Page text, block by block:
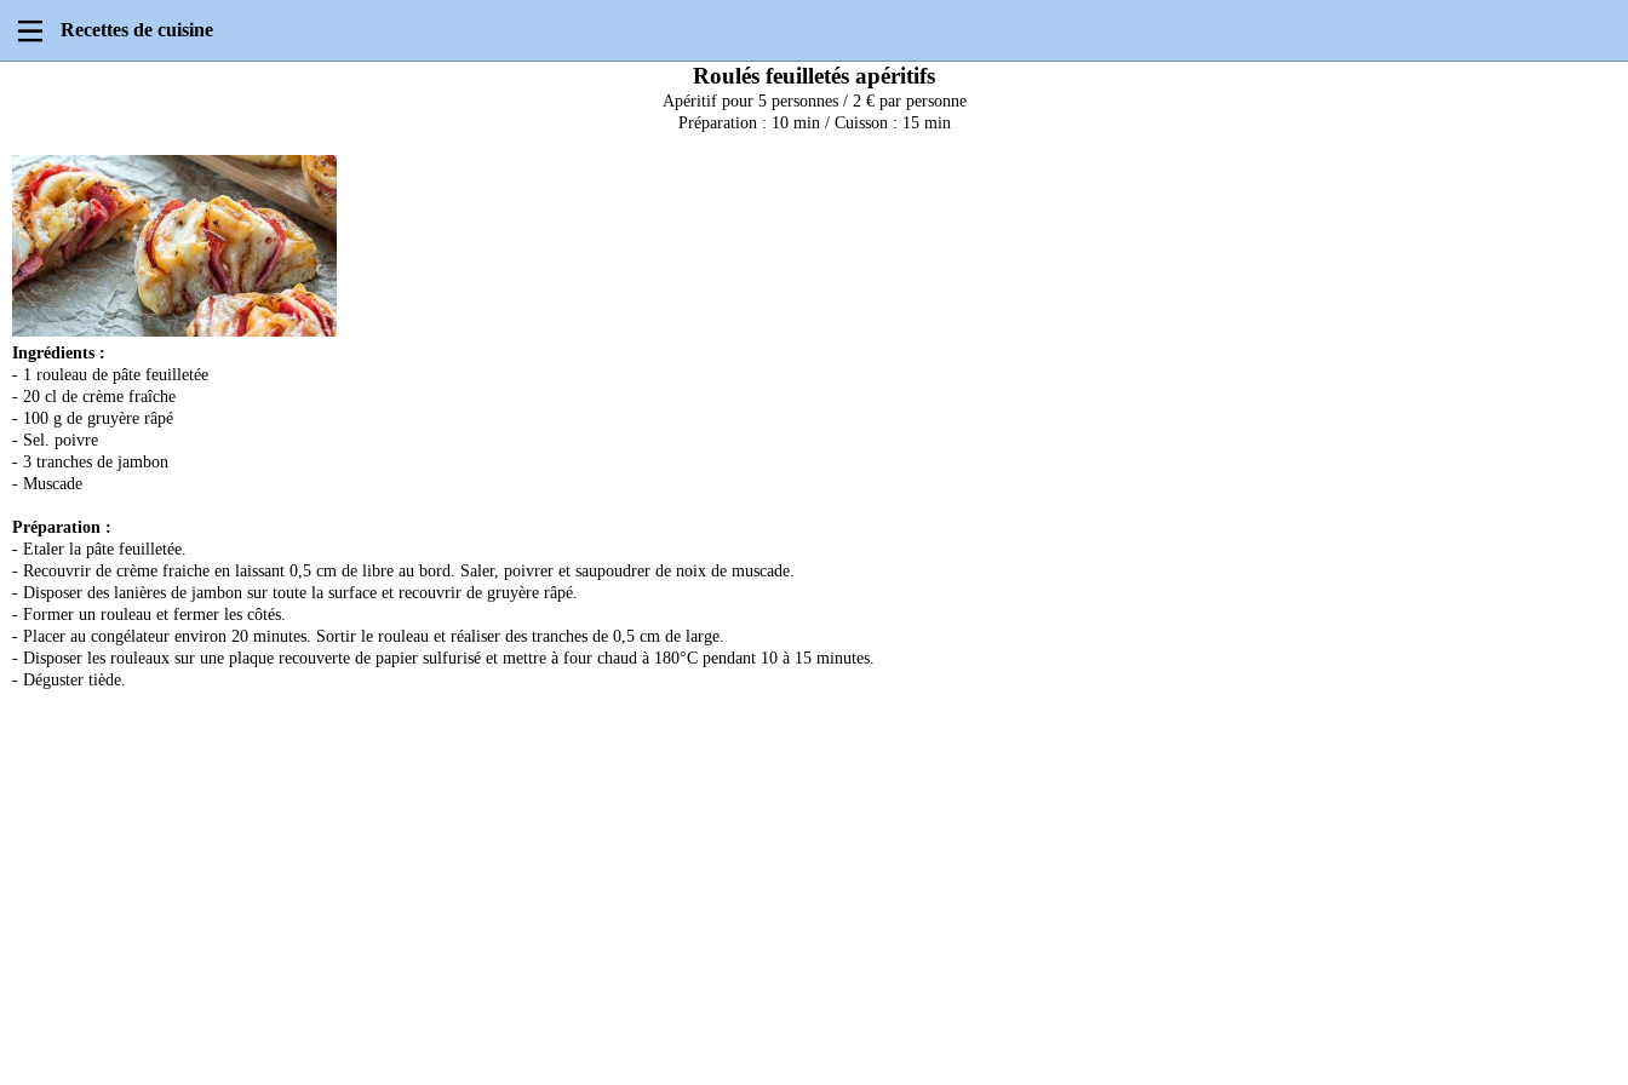
Recettes de cuisine
Roulés feuilletés apéritifs
Apéritif pour 5 personnes / 2 € par personne
Préparation : 10 min / Cuisson : 15 min
Ingrédients :
- 1 rouleau de pâte feuilletée
- 20 cl de crème fraîche
- 100 g de gruyère râpé
- Sel. poivre
- 3 tranches de jambon
- Muscade
Préparation :
- Etaler la pâte feuilletée.
- Recouvrir de crème fraiche en laissant 0,5 cm de libre au bord. Saler, poivrer et saupoudrer de noix de muscade.
- Disposer des lanières de jambon sur toute la surface et recouvrir de gruyère râpé.
- Former un rouleau et fermer les côtés.
- Placer au congélateur environ 20 minutes. Sortir le rouleau et réaliser des tranches de 0,5 cm de large.
- Disposer les rouleaux sur une plaque recouverte de papier sulfurisé et mettre à four chaud à 180°C pendant 10 à 15 minutes.
- Déguster tiède.